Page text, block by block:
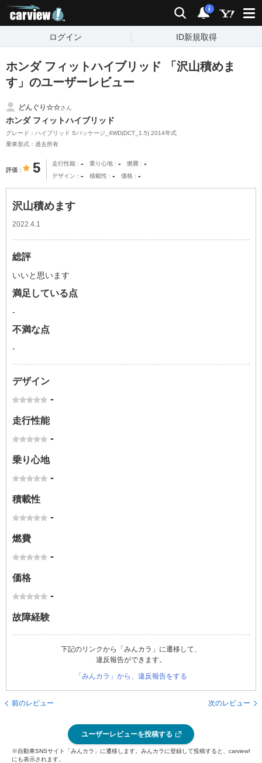
検索 通知
i
ログイン ID新規取得
ホンダ フィットハイブリッド 「沢山積めま
す」のユーザーレビュー
どんぐり☆☆さん
ホンダ フィットハイブリッド
グレード：ハイブリッド Sパッケージ_4WD(DCT_1.5) 2014年式
乗車形式：過去所有
評価 5 走行性能 - 乗り心地 - 燃費 -
デザイン - 積載性 - 価格 -
沢山積めます
2022.4.1
総評
いいと思います
満足している点
-
不満な点
-
デザイン
-
走行性能
-
乗り心地
-
積載性
-
燃費
-
価格
-
故障経験
下記のリンクから「みんカラ」に遷移して、
違反報告ができます。
「みんカラ」から、違反報告をする
前のレビュー 次のレビュー
ユーザーレビューを投稿する
※自動車SNSサイト「みんカラ」に遷移します。みんカラに登録して投稿すると、carview!
にも表示されます。